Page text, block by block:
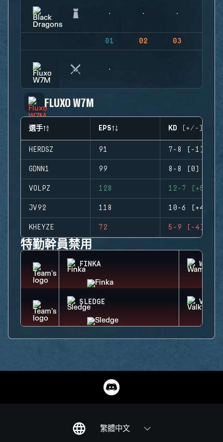
01 02 03
FLUXO W7M
選手 EPS KD (+/-)
HERDSZ 91 7-8 (-1)
GDNN1 99 8-8 (0)
VOLPZ 128 12-7 (+5)
JV92 118 10-6 (+4)
KHEYZE 72 5-9 (-4)
特勤幹員禁用
FINKA WAMAI
SLEDGE
繁體中文